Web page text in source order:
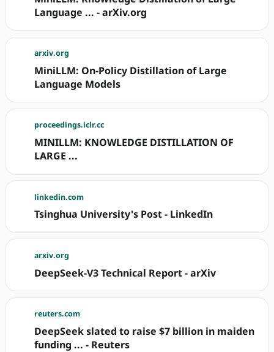
Language ... - arXiv.org
arxiv.org
MiniLLM: On-Policy Distillation of Large
Language Models
proceedings.iclr.cc
MINILLM: KNOWLEDGE DISTILLATION OF
LARGE ...
linkedin.com
Tsinghua University's Post - LinkedIn
arxiv.org
DeepSeek-V3 Technical Report - arXiv
reuters.com
DeepSeek slated to raise $7 billion in maiden
funding ... - Reuters